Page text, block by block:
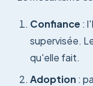
Confiance :
supervisée.
qu'elle fait.
Adoption :